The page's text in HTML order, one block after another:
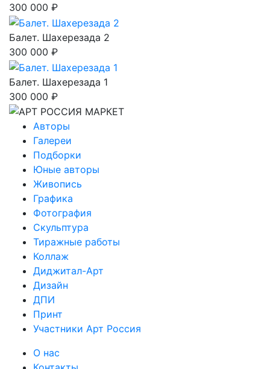
300 000 ₽
Балет. Шахерезада 2
300 000 ₽
Балет. Шахерезада 1
300 000 ₽
Авторы
Галереи
Подборки
Юные авторы
Живопись
Графика
Фотография
Скульптура
Тиражные работы
Коллаж
Диджитал-Арт
Дизайн
ДПИ
Принт
Участники Арт Россия
О нас